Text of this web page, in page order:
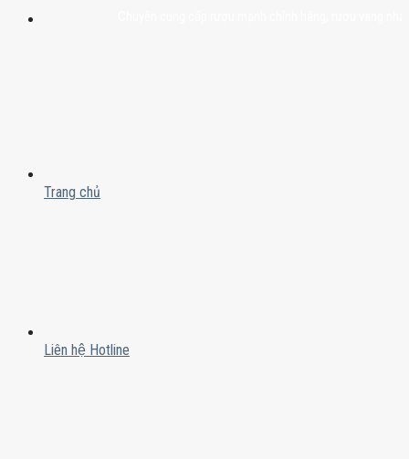
Trang chủ
Liên hệ Hotline